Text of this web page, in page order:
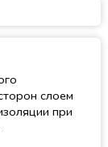
слоем
при